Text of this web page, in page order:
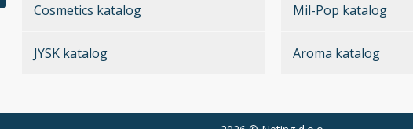
Cosmetics katalog
JYSK katalog
Mil-Pop katalog
Aroma katalog